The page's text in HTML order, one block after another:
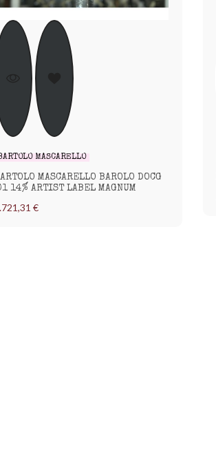
MASCARELLO
MASCARELLO BAROLO DOCG
14% ARTIST LABEL MAGNUM
€